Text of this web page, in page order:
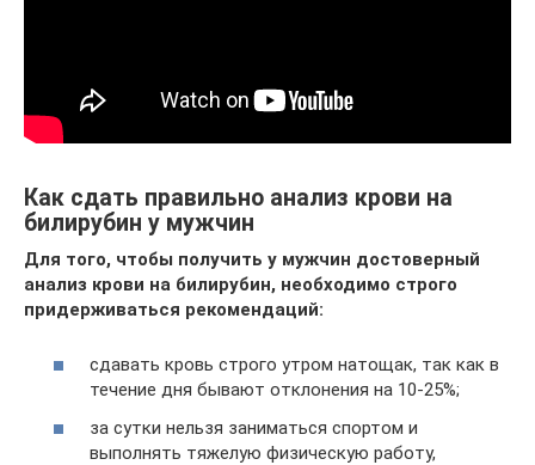
Как сдать правильно анализ крови на
билирубин у мужчин
Для того, чтобы получить у мужчин достоверный
анализ крови на билирубин, необходимо строго
придерживаться рекомендаций:
сдавать кровь строго утром натощак, так как в
течение дня бывают отклонения на 10-25%;
за сутки нельзя заниматься спортом и
выполнять тяжелую физическую работу,